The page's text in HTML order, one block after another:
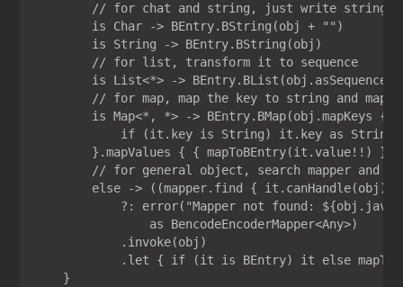
        // for chat and string, just write string
        is Char -> BEntry.BString(obj + "")
        is String -> BEntry.BString(obj)
        // for list, transform it to sequence
is List<*> ->
// for map, map the key to string and map
        is Map<*, *> -> BEntry.BMap(obj.mapKeys {
if (it.key is String) it.key as String
}.mapValues { { mapToBEntry(it.value!!) }
// for general object, search mapper and
        else -> ((mapper.find { it.canHandle(obj) }
?: error("Mapper not found:
                as BencodeEncoderMapper<Any>)
            .invoke(obj)
.let { if (it is BEntry) it else
    }